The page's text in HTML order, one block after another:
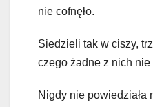
nie cofnęło.
Siedzieli tak w ciszy,
czego żadne z nich nie
Nigdy nie powiedziała